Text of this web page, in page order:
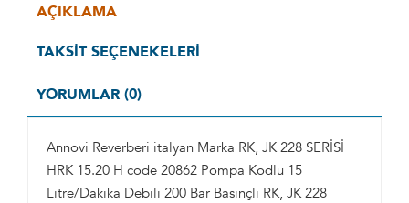
AÇIKLAMA
TAKSIT SEÇENEKELERI
YORUMLAR (0)
Annovi Reverberi italyan Marka RK, JK 228 SERİSİ
HRK 15.20 H code 20862 Pompa Kodlu 15
Litre/Dakika Debili 200 Bar Basınçlı RK, JK 228